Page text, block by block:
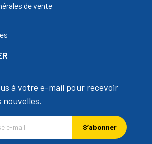
de vente
à votre e-mail pour recevoir
nouvelles.
S’abonner